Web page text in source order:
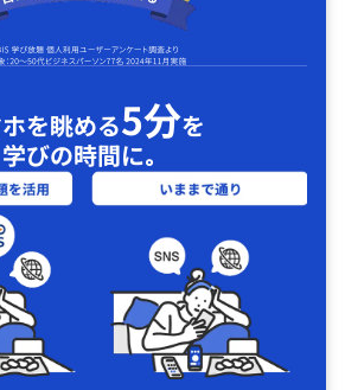
を眺める5分を
学びの時間に｡